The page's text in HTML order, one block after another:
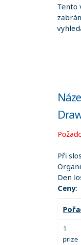
Tento
Při
Den
Ceny:
1
prize